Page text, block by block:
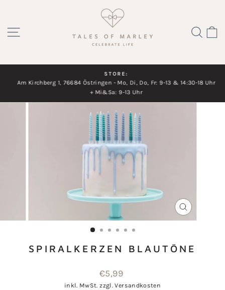
Inhalt
SEITENNAVIGATION
Diashow
STORE:
Am Kirchberg 1, 76684 Östringen - Mo, Di, Do, Fr: 9-13 & 14:30-18 Uhr
+ Mi&Sa: 9-13 Uhr
ESC)
SPIRALKERZEN BLAUTÖNE
Normaler
Preis
€5,99
inkl. MwSt. zzgl.Versandkosten